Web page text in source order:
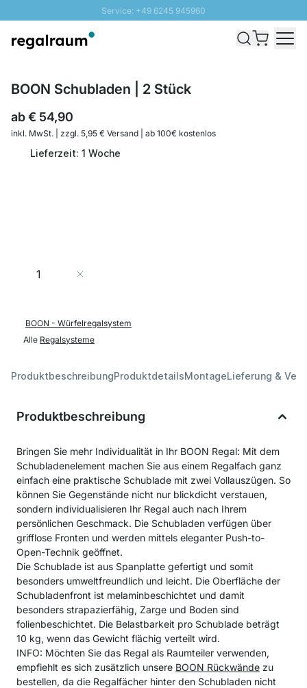
Service: +49 6245 945960
Schnelle Lieferung - Gratis Versand ab 100€
BOON Schubladen | 2 Stück
ab€ 54,90
inkl. MwSt. | zzgl. 5,95 € Versand | ab 100€ kostenlos
Lieferzeit: 1 Woche
Menge
BOON - Würfelregalsystem
Alle Regalsysteme
ProduktbeschreibungProduktdetailsMontageLieferung &
Produktbeschreibung
Bringen Sie mehr Individualität in Ihr BOON Regal: Mit dem
Schubladenelement machen Sie aus einem Regalfach ganz
einfach eine praktische Schublade mit zwei Vollauszügen. So
können Sie Gegenstände nicht nur blickdicht verstauen,
sondern individualisieren Ihr Regal auch nach Ihrem
persönlichen Geschmack. Die Schubladen verfügen über
grifflose Fronten und werden mittels eleganter Push-to-
Open-Technik geöffnet.
Die Schublade ist aus Spanplatte gefertigt und somit
besonders umweltfreundlich und leicht. Die Oberfläche der
Schubladenfront ist melaminbeschichtet und damit
besonders strapazierfähig, Zarge und Boden sind
folienbeschichtet. Die Belastbarkeit pro Schublade beträgt
10 kg, wenn das Gewicht flächig verteilt wird.
INFO: Möchten Sie das Regal als Raumteiler verwenden,
empfiehlt es sich zusätzlich unsere BOON Rückwände zu
bestellen, da die Regalfächer hinter den Schubladen nicht